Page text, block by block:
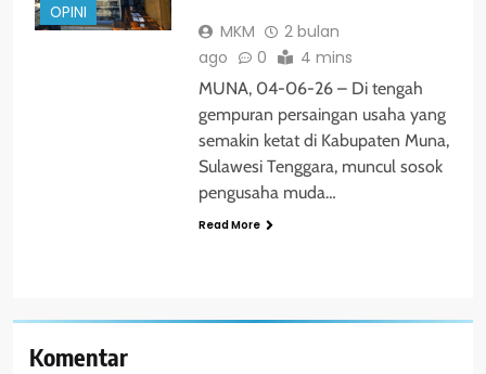
OPINI
MKM
2 bulan
ago
0 4 mins
MUNA, 04-06-26 – Di tengah
gempuran persaingan usaha yang
semakin ketat di Kabupaten Muna,
Sulawesi Tenggara, muncul sosok
pengusaha muda…
Read More
Komentar